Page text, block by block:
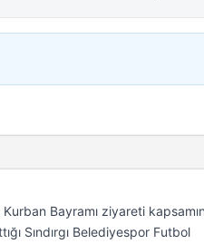
Bayramı ziyareti
Sındırgı Belediyespor Futbol